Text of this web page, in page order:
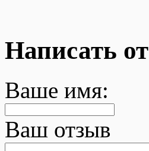
Написать
Ваше имя:
Ваш отзыв